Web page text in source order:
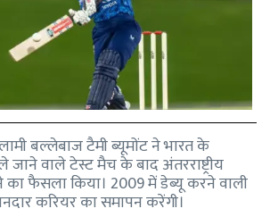
बल्लेबाज टैमी ब्यूमोंट ने भारत के
वाले टेस्ट मैच के बाद अंतरराष्ट्रीय
फैसला किया। 2009 में डेब्यू करने वाली
करियर का समापन करेंगी।